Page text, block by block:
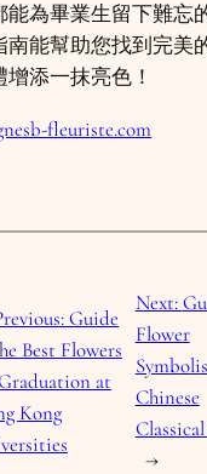
能為畢業生留下難忘
南能幫助您找到完美
添一抹亮色！
fleuriste.com
Guide
Best Flowers
at
Kong
Next:
Flower
Chinese
→